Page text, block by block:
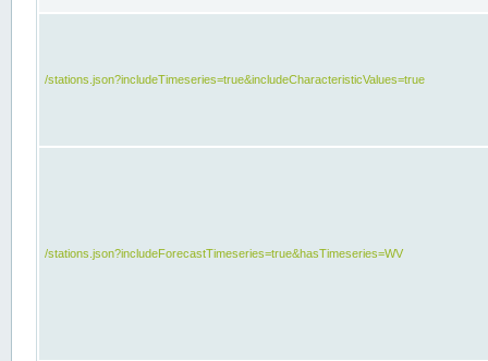
/stations.json?includeTimeseries=true&includeCharacteristicValues=true
/stations.json?includeForecastTimeseries=true&hasTimeseries=WV